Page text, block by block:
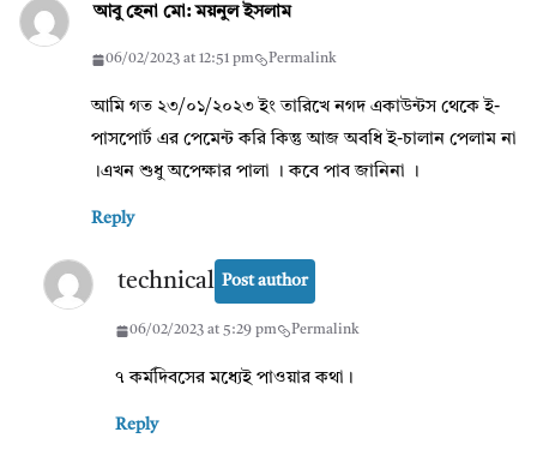
আবু হেনা মো: ময়নুল ইসলাম
06/02/2023 at 12:51 pm Permalink
আমি গত ২৩/০১/২০২৩ ইং তারিখে নগদ একাউন্টস থেকে ই-
পাসপোর্ট এর পেমেন্ট করি কিন্তু আজ অবধি ই-চালান পেলাম না
।এখন শুধু অপেক্ষার পালা । কবে পাব জানিনা ।
Reply
technical Post author
06/02/2023 at 5:29 pm Permalink
৭ কর্মদিবসের মধ্যেই পাওয়ার কথা।
Reply